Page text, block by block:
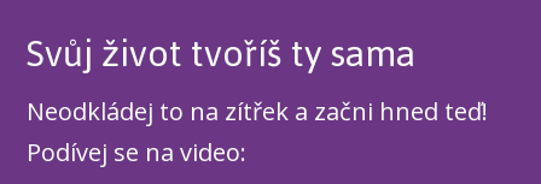
Svůj život tvoříš ty sama
Neodkládej to na zítřek a začni hned teď!
Podívej se na video: